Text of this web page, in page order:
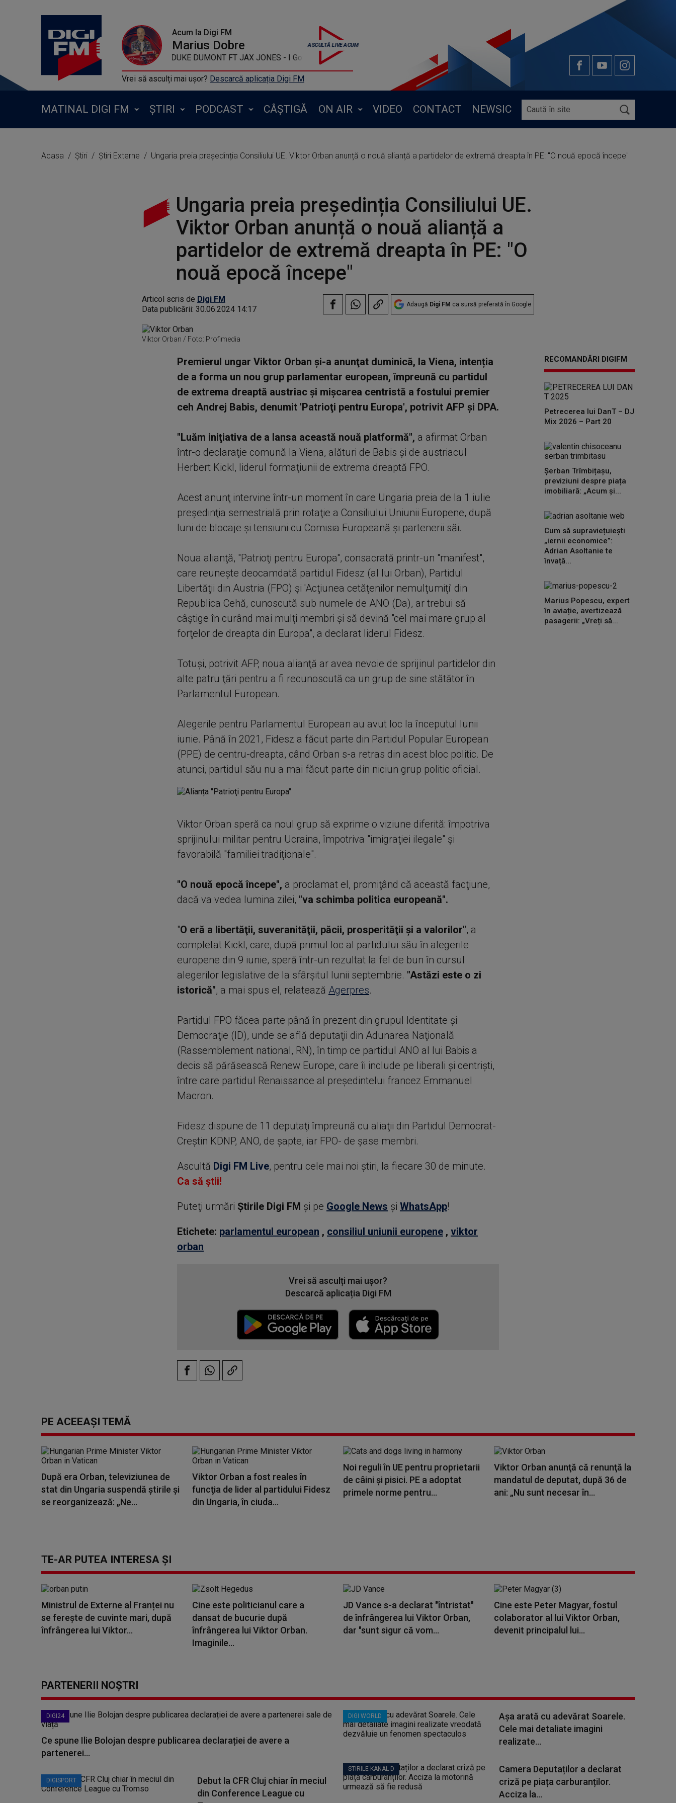
Acum la Digi FM
Marius Dobre
DUKE DUMONT FT JAX JONES - I Got U
Vrei să asculți mai ușor? Descarcă aplicația Digi FM
MATINAL DIGI FM ȘTIRI PODCAST CÂȘTIGĂ ON AIR VIDEO CONTACT NEWSIC
Acasa Știri Știri Externe Ungaria preia președinția Consiliului UE. Viktor Orban anunță o nouă alianță a partidelor de extremă dreapta în PE: "O nouă epocă începe"
Ungaria preia președinția Consiliului UE.
Viktor Orban anunță o nouă alianță a
partidelor de extremă dreapta în PE: "O
nouă epocă începe"
Articol scris de Digi FM
Data publicării: 30.06.2024 14:17 Adaugă Digi FM ca sursă preferată în Google
Viktor Orban / Foto: Profimedia
Premierul ungar Viktor Orban şi-a anunţat duminică, la Viena, intenția
de a forma un nou grup parlamentar european, împreună cu partidul
de extrema dreaptă austriac şi mişcarea centristă a fostului premier
ceh Andrej Babis, denumit 'Patrioţi pentru Europa', potrivit AFP şi DPA.
"Luăm iniţiativa de a lansa această nouă platformă", a afirmat Orban
într-o declaraţie comună la Viena, alături de Babis şi de austriacul
Herbert Kickl, liderul formaţiunii de extrema dreaptă FPO.
Acest anunţ intervine într-un moment în care Ungaria preia de la 1 iulie
preşedinţia semestrială prin rotaţie a Consiliului Uniunii Europene, după
luni de blocaje şi tensiuni cu Comisia Europeană şi partenerii săi.
Noua alianţă, "Patrioţi pentru Europa", consacrată printr-un "manifest",
care reuneşte deocamdată partidul Fidesz (al lui Orban), Partidul
Libertăţii din Austria (FPO) şi 'Acţiunea cetăţenilor nemulţumiţi' din
Republica Cehă, cunoscută sub numele de ANO (Da), ar trebui să
câştige în curând mai mulţi membri şi să devină "cel mai mare grup al
forţelor de dreapta din Europa", a declarat liderul Fidesz.
Totuşi, potrivit AFP, noua alianţă ar avea nevoie de sprijinul partidelor din
alte patru ţări pentru a fi recunoscută ca un grup de sine stătător în
Parlamentul European.
Alegerile pentru Parlamentul European au avut loc la începutul lunii
iunie. Până în 2021, Fidesz a făcut parte din Partidul Popular European
(PPE) de centru-dreapta, când Orban s-a retras din acest bloc politic. De
atunci, partidul său nu a mai făcut parte din niciun grup politic oficial.
Viktor Orban speră ca noul grup să exprime o viziune diferită: împotriva
sprijinului militar pentru Ucraina, împotriva "imigraţiei ilegale" şi
favorabilă "familiei tradiţionale".
"O nouă epocă începe", a proclamat el, promiţând că această facţiune,
dacă va vedea lumina zilei, "va schimba politica europeană".
"O eră a libertăţii, suveranităţii, păcii, prosperităţii şi a valorilor", a
completat Kickl, care, după primul loc al partidului său în alegerile
europene din 9 iunie, speră într-un rezultat la fel de bun în cursul
alegerilor legislative de la sfârşitul lunii septembrie. "Astăzi este o zi
istorică", a mai spus el, relatează Agerpres.
Partidul FPO făcea parte până în prezent din grupul Identitate şi
Democraţie (ID), unde se află deputaţii din Adunarea Naţională
(Rassemblement national, RN), în timp ce partidul ANO al lui Babis a
decis să părăsească Renew Europe, care îi include pe liberali şi centrişti,
între care partidul Renaissance al preşedintelui francez Emmanuel
Macron.
Fidesz dispune de 11 deputaţi împreună cu aliaţii din Partidul Democrat-
Creştin KDNP, ANO, de şapte, iar FPO- de şase membri.
Ascultă Digi FM Live, pentru cele mai noi știri, la fiecare 30 de minute.
Ca să știi!
Puteţi urmări Știrile Digi FM şi pe Google News şi WhatsApp!
Etichete: parlamentul european , consiliul uniunii europene, viktor
orban
Vrei să asculți mai ușor?
Descarcă aplicația Digi FM
RECOMANDĂRI DIGIFM
Petrecerea lui DanT – DJ
Mix 2026 – Part 20
Șerban Trîmbițașu,
previziuni despre piața
imobiliară: „Acum și...
Cum să supraviețuiești
„iernii economice”:
Adrian Asoltanie te
învață...
Marius Popescu, expert
în aviație, avertizează
pasagerii: „Vreți să...
PE ACEEAȘI TEMĂ
După era Orban, televiziunea de
stat din Ungaria suspendă știrile și
se reorganizează: „Ne...
Viktor Orban a fost reales în
funcţia de lider al partidului Fidesz
din Ungaria, în ciuda...
Noi reguli în UE pentru proprietarii
de câini și pisici. PE a adoptat
primele norme pentru...
Viktor Orban anunţă că renunţă la
mandatul de deputat, după 36 de
ani: „Nu sunt necesar în...
TE-AR PUTEA INTERESA ȘI
Ministrul de Externe al Franței nu
se ferește de cuvinte mari, după
înfrângerea lui Viktor...
Cine este politicianul care a
dansat de bucurie după
înfrângerea lui Viktor Orban.
Imaginile...
JD Vance s-a declarat "întristat"
de înfrângerea lui Viktor Orban,
dar "sunt sigur că vom...
Cine este Peter Magyar, fostul
colaborator al lui Viktor Orban,
devenit principalul lui...
PARTENERII NOȘTRI
DIGI24
Ce spune Ilie Bolojan despre publicarea declarației de avere a
partenerei...
DIGISPORT
Debut la CFR Cluj chiar în meciul
din Conference League cu
DIGI WORLD
Așa arată cu adevărat Soarele.
Cele mai detaliate imagini
realizate...
STIRILE KANAL D
Camera Deputaților a declarat
criză pe piața carburanților.
Acciza la...